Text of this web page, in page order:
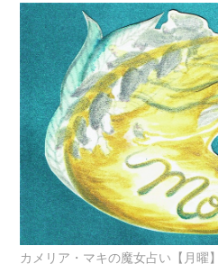
カメリア・マキの魔女占い【月曜】